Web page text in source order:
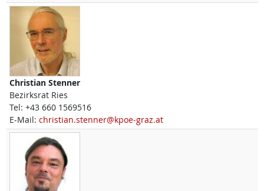
Christian Stenner
Bezirksrat Ries
Tel: +43 660 1569516
E-Mail: christian.stenner@kpoe-graz.at